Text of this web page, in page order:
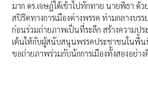
มาก ดร.เจษฎ์ได้เข้าไปทักทาย นายพิธา ด้
สปิริตทางการเมืองต่างพรรค ท่ามกลางบรร
ก่อนร่วมถ่ายภาพเป็นที่ระลึก สร้างความป
เต้นให้กับผู้สนับสนุนพรรคประชาชนในพื้น
ขอถ่ายภาพร่วมกับนักการเมืองทั้งสองอย่าง